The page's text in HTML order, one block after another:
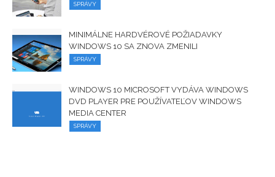
SPRÁVY
MINIMÁLNE HARDVÉROVÉ ​​POŽIADAVKY
WINDOWS 10 SA ZNOVA ZMENILI
SPRÁVY
WINDOWS 10 MICROSOFT VYDÁVA WINDOWS
DVD PLAYER PRE POUŽÍVATEĽOV WINDOWS
MEDIA CENTER
SPRÁVY